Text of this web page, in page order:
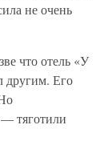
не очень
что отель «У
другим. Его
— тяготили